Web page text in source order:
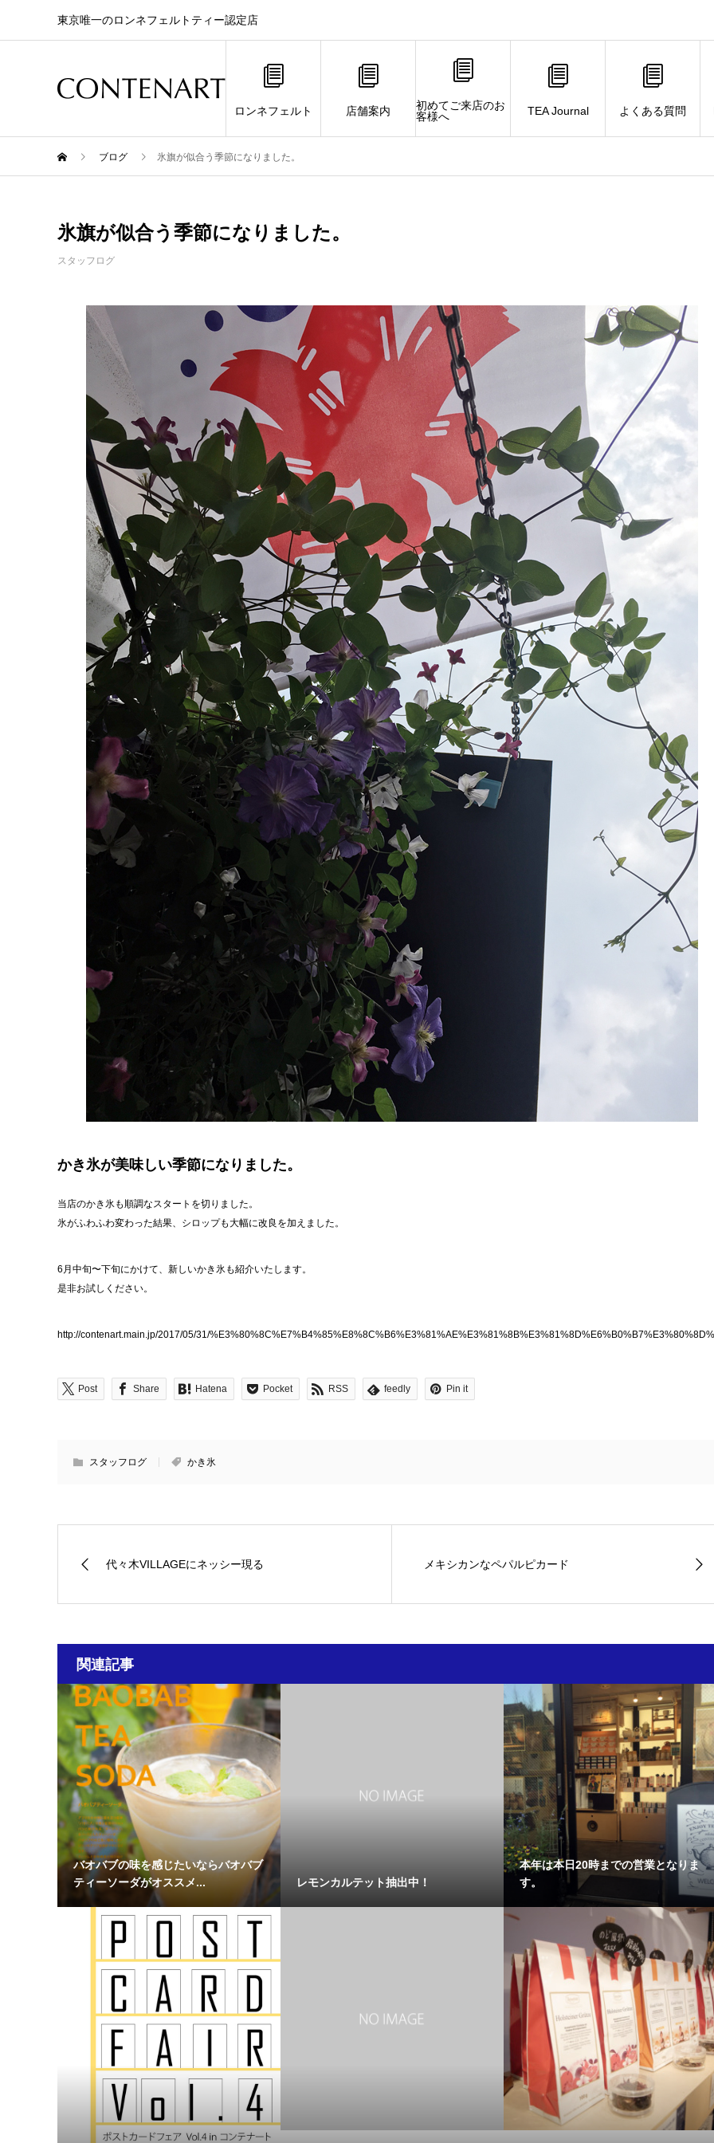
東京唯一のロンネフェルトティー認定店
ロンネフェルト 店舗案内
初めてご来店のお
客様へ
TEA Journal よくある質問
ブログ 氷旗が似合う季節になりました。
氷旗が似合う季節になりました。
スタッフログ
かき氷が美味しい季節になりました。
当店のかき氷も順調なスタートを切りました。
氷がふわふわ変わった結果、シロップも大幅に改良を加えました。
6月中旬〜下旬にかけて、新しいかき氷も紹介いたします。
是非お試しください。
http://contenart.main.jp/2017/05/31/
Post Share Hatena Pocket RSS feedly Pin it
スタッフログ かき氷
代々木VILLAGEにネッシー現る メキシカンなペパルピカード
関連記事
バオバブの味を感じたいならバオバブ
ティーソーダがオススメ...
レモンカルテット抽出中！
本年は本日20時までの営業となりま
す。